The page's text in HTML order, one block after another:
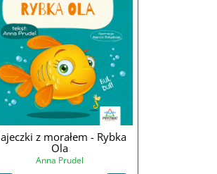
z morałem - Rybka
Ola
Anna Prudel